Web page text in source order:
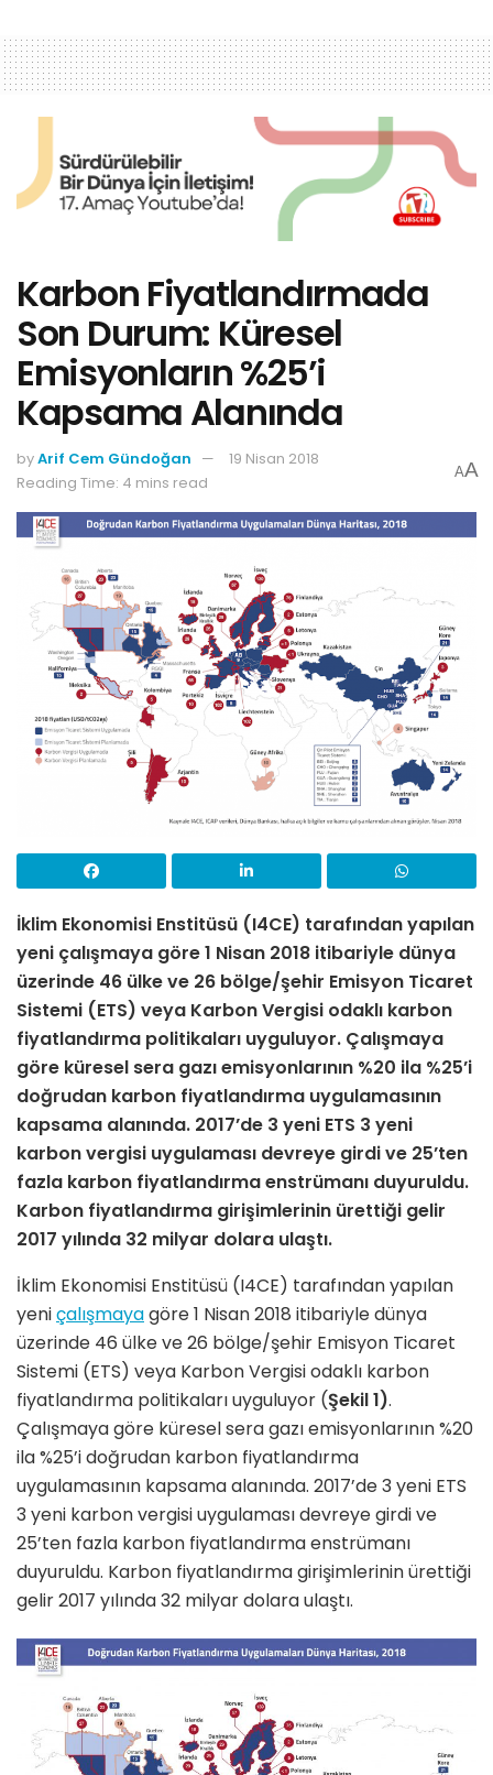
Karbon Fiyatlandırmada
Son Durum: Küresel
Emisyonların %25’i
Kapsama Alanında
byArif Cem Gündoğan
19 Nisan 2018
Reading Time: 4 mins read
AA
İklim Ekonomisi Enstitüsü (I4CE) tarafından yapılan
yeni çalışmaya göre 1 Nisan 2018 itibariyle dünya
üzerinde 46 ülke ve 26 bölge/şehir Emisyon Ticaret
Sistemi (ETS) veya Karbon Vergisi odaklı karbon
fiyatlandırma politikaları uyguluyor. Çalışmaya
göre küresel sera gazı emisyonlarının %20 ila %25’i
doğrudan karbon fiyatlandırma uygulamasının
kapsama alanında. 2017’de 3 yeni ETS 3 yeni
karbon vergisi uygulaması devreye girdi ve 25’ten
fazla karbon fiyatlandırma enstrümanı duyuruldu.
Karbon fiyatlandırma girişimlerinin ürettiği gelir
2017 yılında 32 milyar dolara ulaştı.
İklim Ekonomisi Enstitüsü (I4CE) tarafından yapılan
yeniçalışmayagöre 1 Nisan 2018 itibariyle dünya
üzerinde 46 ülke ve 26 bölge/şehir Emisyon Ticaret
Sistemi (ETS) veya Karbon Vergisi odaklı karbon
fiyatlandırma politikaları uyguluyor (Şekil 1).
Çalışmaya göre küresel sera gazı emisyonlarının %20
ila %25’i doğrudan karbon fiyatlandırma
uygulamasının kapsama alanında. 2017’de 3 yeni ETS
3 yeni karbon vergisi uygulaması devreye girdi ve
25’ten fazla karbon fiyatlandırma enstrümanı
duyuruldu. Karbon fiyatlandırma girişimlerinin ürettiği
gelir 2017 yılında 32 milyar dolara ulaştı.